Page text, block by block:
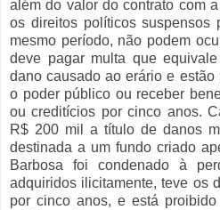
além do valor do contrato com
os direitos políticos suspensos
mesmo período, não podem
deve pagar multa que
dano causado ao erário e
o poder público ou receber
ou creditícios por cinco anos.
R$ 200 mil a título de danos
destinada a um fundo criado
Barbosa foi condenado à
adquiridos ilicitamente, teve os
por cinco anos, e está